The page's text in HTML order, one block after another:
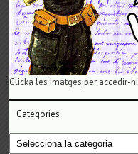
Clicka les imatges per accedir-hi
Categories
Categories